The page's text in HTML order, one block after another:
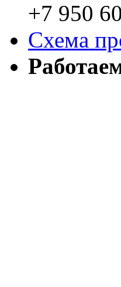
+7 950
Схема